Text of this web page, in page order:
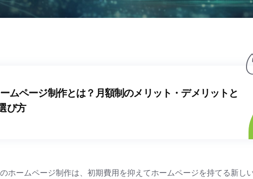
ムページ制作とは？月額制のメリット・デメリットと
び方
ホームページ制作は、初期費用を抑えてホームページを持てる新し